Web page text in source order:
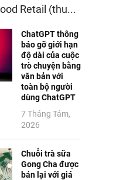
Retail (thu...
ChatGPT thông
báo gỡ giới hạn
độ dài của cuộc
trò chuyện bằng
văn bản với
toàn bộ người
dùng ChatGPT
7 Tháng Tám,
2026
Chuỗi trà sữa
Gong Cha được
bán lại với giá